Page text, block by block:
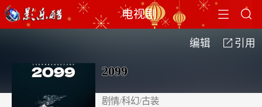
 
电视剧
编辑  引用
2099
剧情/科幻/古装